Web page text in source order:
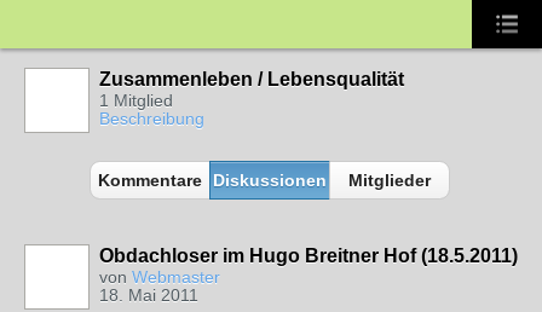
Zusammenleben / Lebensqualität
1 Mitglied
Beschreibung
Kommentare Diskussionen Mitglieder
Obdachloser im Hugo Breitner Hof (18.5.2011)
von Webmaster
18. Mai 2011